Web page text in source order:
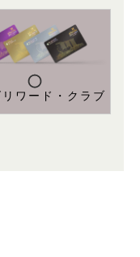
ワード・クラブ